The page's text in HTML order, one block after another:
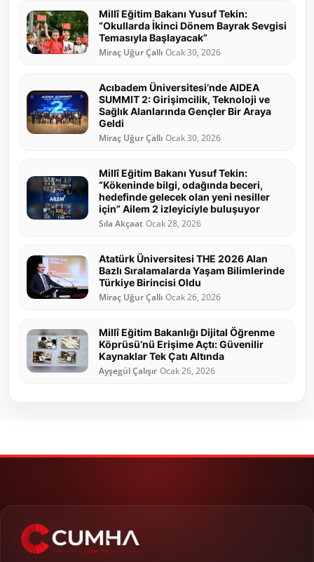
Millî Eğitim Bakanı Yusuf Tekin:
“Okullarda İkinci Dönem Bayrak Sevgisi
Temasıyla Başlayacak”
Miraç Uğur Çallı Ocak 30, 2026
Acıbadem Üniversitesi’nde AIDEA
SUMMIT 2: Girişimcilik, Teknoloji ve
Sağlık Alanlarında Gençler Bir Araya
Geldi
Miraç Uğur Çallı Ocak 30, 2026
Millî Eğitim Bakanı Yusuf Tekin:
“Kökeninde bilgi, odağında beceri,
hedefinde gelecek olan yeni nesiller
için” Ailem 2 izleyiciyle buluşuyor
Sıla Akçaat Ocak 28, 2026
Atatürk Üniversitesi THE 2026 Alan
Bazlı Sıralamalarda Yaşam Bilimlerinde
Türkiye Birincisi Oldu
Miraç Uğur Çallı Ocak 26, 2026
Millî Eğitim Bakanlığı Dijital Öğrenme
Köprüsü’nü Erişime Açtı: Güvenilir
Kaynaklar Tek Çatı Altında
Ayşegül Çalışır Ocak 26, 2026